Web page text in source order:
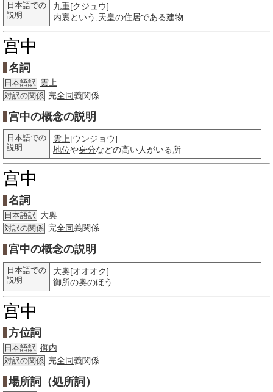
日本語での
説明
九重[クジュウ]
内裏という, 天皇の住居である建物
宫中
名詞
日本語訳 雲上
対訳の関係 完全同義関係
宫中の概念の説明
日本語での
説明
雲上[ウンジョウ]
地位や身分などの高い人がいる所
宫中
名詞
日本語訳 大奥
対訳の関係 完全同義関係
宫中の概念の説明
日本語での
説明
大奥[オオオク]
御所の奥のほう
宫中
方位詞
日本語訳 御内
対訳の関係 完全同義関係
場所詞（処所詞）